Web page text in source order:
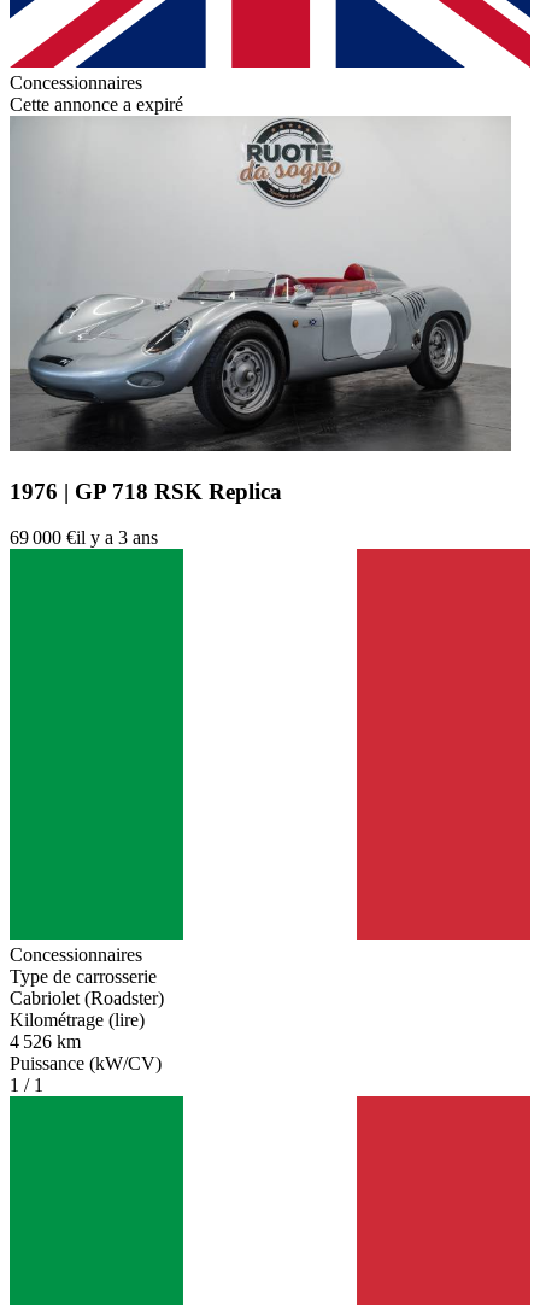
Concessionnaires
Cette annonce a expiré
1976 | GP 718 RSK Replica
69 000 €il y a 3 ans
Concessionnaires
Type de carrosserie
Cabriolet (Roadster)
Kilométrage (lire)
4 526 km
Puissance (kW/CV)
1 / 1